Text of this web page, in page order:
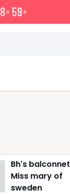
8 U 59 M
Bh's balconnet
Miss mary of
sweden